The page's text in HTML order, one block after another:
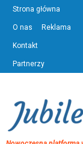
Strona główna
O nas Reklama
Kontakt
Partnerzy